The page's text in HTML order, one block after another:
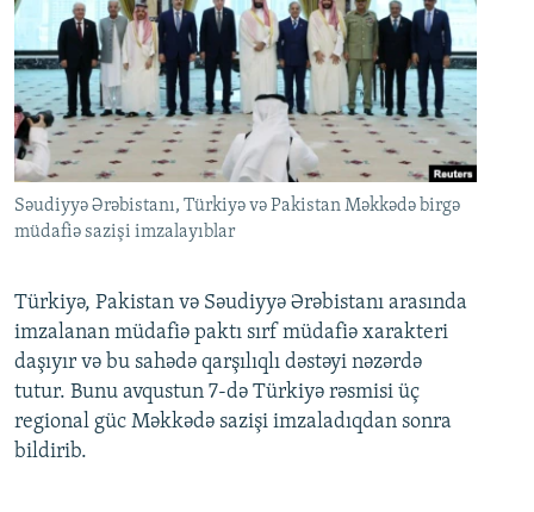
Səudiyyə Ərəbistanı, Türkiyə və Pakistan Məkkədə birgə
müdafiə sazişi imzalayıblar
Türkiyə, Pakistan və Səudiyyə Ərəbistanı arasında
imzalanan müdafiə paktı sırf müdafiə xarakteri
daşıyır və bu sahədə qarşılıqlı dəstəyi nəzərdə
tutur. Bunu avqustun 7-də Türkiyə rəsmisi üç
regional güc Məkkədə sazişi imzaladıqdan sonra
bildirib.